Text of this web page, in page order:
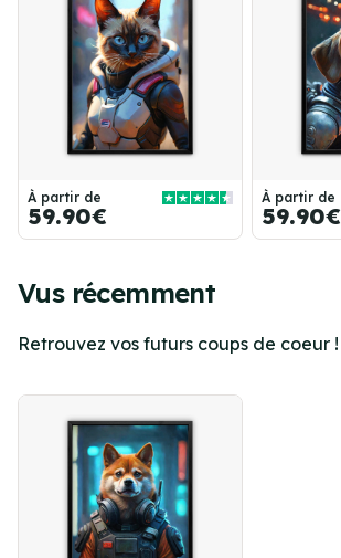
À partir de
59.90€
À partir de
59.90€
Vus récemment
Retrouvez vos futurs coups de coeur !